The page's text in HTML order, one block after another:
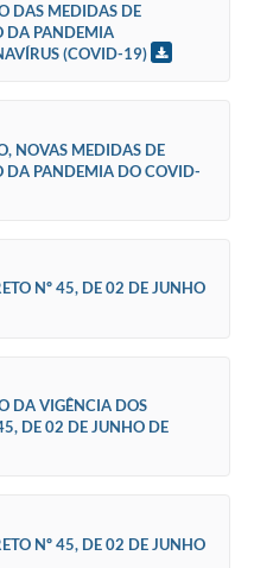
DAS MEDIDAS DE
DA PANDEMIA
(COVID-19)
NOVAS MEDIDAS DE
DA PANDEMIA DO COVID-
Nº 45, DE 02 DE JUNHO
DA VIGÊNCIA DOS
DE 02 DE JUNHO DE
Nº 45, DE 02 DE JUNHO